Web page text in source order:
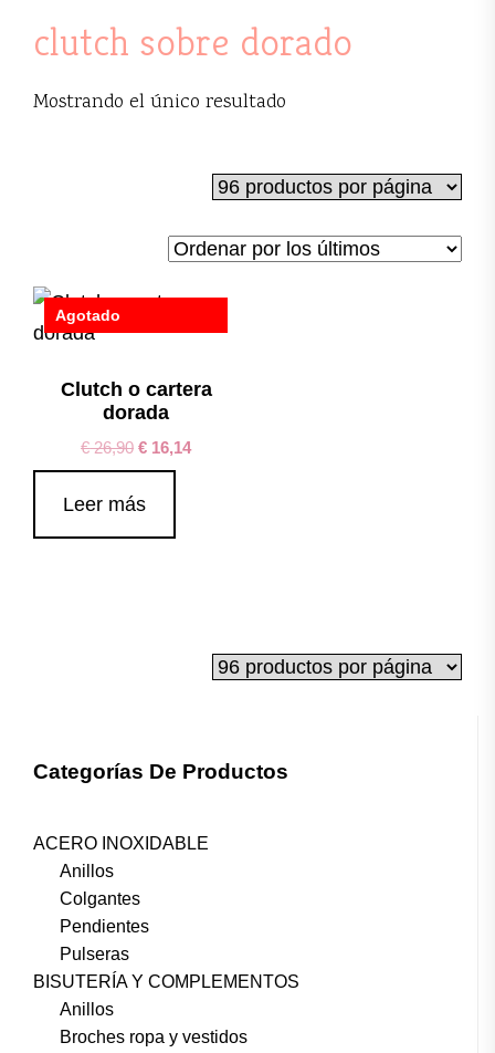
clutch sobre dorado
Mostrando el único resultado
Save
Agotado
Clutch o cartera
dorada
€26,90 € 16,14
Leer más
Categorías De Productos
ACERO INOXIDABLE
Anillos
Colgantes
Pendientes
Pulseras
BISUTERÍA Y COMPLEMENTOS
Anillos
Broches ropa y vestidos